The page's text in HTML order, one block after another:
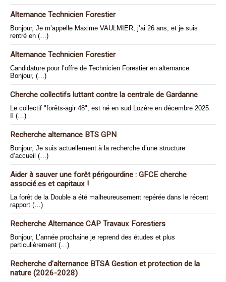
Alternance Technicien Forestier
Bonjour, Je m’appelle Maxime VAULMIER, j’ai 26 ans, et je suis
rentré en (…)
Alternance Technicien Forestier
Candidature pour l’offre de Technicien Forestier en alternance
Bonjour, (…)
Cherche collectifs luttant contre la centrale de Gardanne
Le collectif "forêts-agir 48", est né en sud Lozère en décembre 2025.
Il (…)
Recherche alternance BTS GPN
Bonjour, Je suis actuellement à la recherche d’une structure
d’accueil (…)
Aider à sauver une forêt périgourdine : GFCE cherche
associé.es et capitaux !
La forêt de la Double a été malheureusement repérée dans le récent
rapport (…)
Recherche Alternance CAP Travaux Forestiers
Bonjour, L’année prochaine je reprend des études et plus
particulièrement (…)
Recherche d’alternance BTSA Gestion et protection de la
nature (2026-2028)